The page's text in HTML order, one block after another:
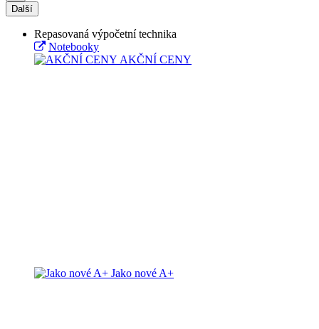
Další
Repasovaná výpočetní technika
Notebooky
AKČNÍ CENY
Jako nové A+